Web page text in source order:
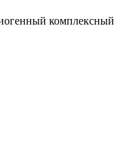
комплексный